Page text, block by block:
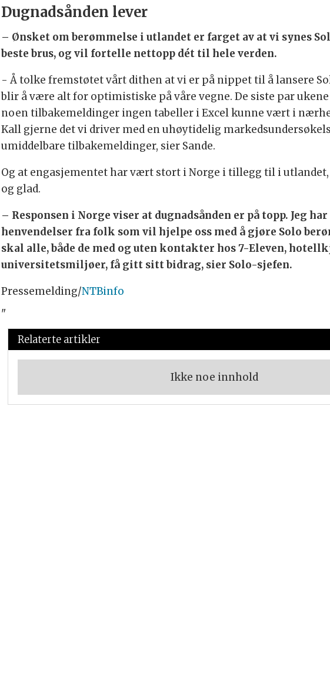
Dugnadsånden lever
– Ønsket om berømmelse i utlandet er farget av at vi synes
beste brus, og vil fortelle nettopp dét til hele verden.
- Å tolke fremstøtet vårt dithen at vi er på nippet til å lansere
blir å være alt for optimistiske på våre vegne. De siste par
noen tilbakemeldinger ingen tabeller i Excel kunne vært i
Kall gjerne det vi driver med en uhøytidelig
umiddelbare tilbakemeldinger, sier Sande.
Og at engasjementet har vært stort i Norge i tillegg til i
og glad.
– Responsen i Norge viser at dugnadsånden er på topp. Jeg
henvendelser fra folk som vil hjelpe oss med å gjøre Solo
skal alle, både de med og uten kontakter hos 7-Eleven,
universitetsmiljøer, få gitt sitt bidrag, sier Solo-sjefen.
Pressemelding/NTBinfo
"
Relaterte artikler
Ikke noe innhold